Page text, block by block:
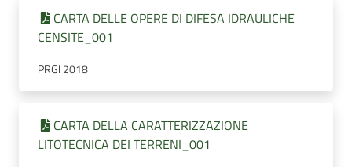
CARTA DELLE OPERE DI DIFESA IDRAULICHE
CENSITE_001
PRGI 2018
CARTA DELLA CARATTERIZZAZIONE
LITOTECNICA DEI TERRENI_001